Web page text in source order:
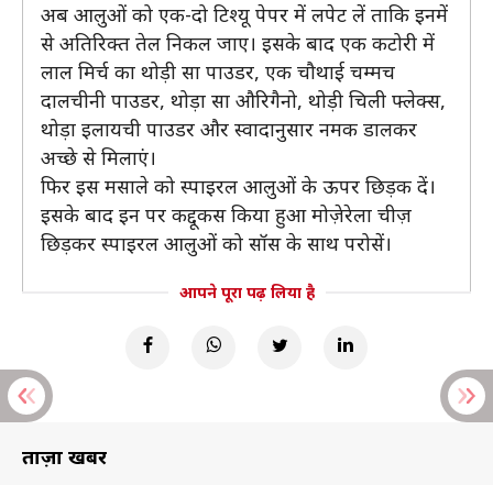
अब आलुओं को एक-दो टिश्यू पेपर में लपेट लें ताकि इनमें
से अतिरिक्त तेल निकल जाए। इसके बाद एक कटोरी में
लाल मिर्च का थोड़ी सा पाउडर, एक चौथाई चम्मच
दालचीनी पाउडर, थोड़ा सा औरिगैनो, थोड़ी चिली फ्लेक्स,
थोड़ा इलायची पाउडर और स्वादानुसार नमक डालकर
अच्छे से मिलाएं।
फिर इस मसाले को स्पाइरल आलुओं के ऊपर छिड़क दें।
इसके बाद इन पर कद्दूकस किया हुआ मोज़ेरेला चीज़
छिड़कर स्पाइरल आलुओं को सॉस के साथ परोसें।
आपने पूरा पढ़ लिया है
ताज़ा खबरें